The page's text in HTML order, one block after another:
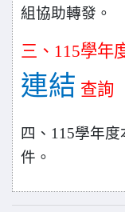
組協助轉發。
三、115學年
連結 查詢
四、115學年
件。